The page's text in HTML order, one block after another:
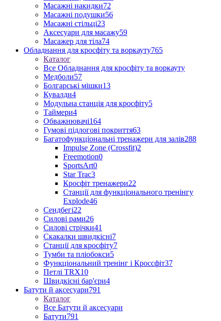
Масажні накидки72
Масажні подушки56
Масажні стільці23
Аксесуари для масажу59
Масажер для тіла74
Обладнання для кросфіту та воркауту765
Каталог
Все Обладнання для кросфіту та воркауту
Медболи57
Болгарські мішки13
Кувалди4
Модульна станція для кросфіту5
Таймери4
Обважнювачі164
Гумові підлогові покриття63
Багатофункціональні тренажери для залів288
Impulse Zone (Crossfit)2
Freemotion0
SportsArt0
Star Trac3
Кросфіт тренажери22
Станції для функціонального тренінгу
Explode46
Сендбегі22
Силові рами26
Силові стрічки41
Скакалки швидкісні7
Станції для кросфіту7
Тумби та пліобокси5
Функціональний тренінг і Кроссфіт37
Петлі TRX10
Швидкісні бар'єри4
Батути й аксесуари791
Каталог
Все Батути й аксесуари
Батути791